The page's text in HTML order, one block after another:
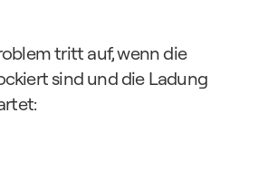
tritt auf, wenn die
sind und die Ladung